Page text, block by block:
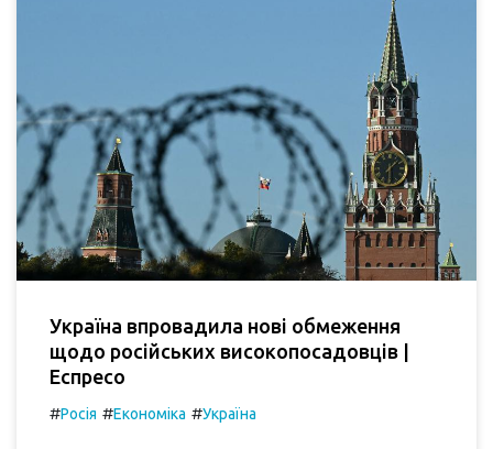
Україна впровадила нові обмеження
щодо російських високопосадовців |
Еспресо
#Росія #Економіка #Україна